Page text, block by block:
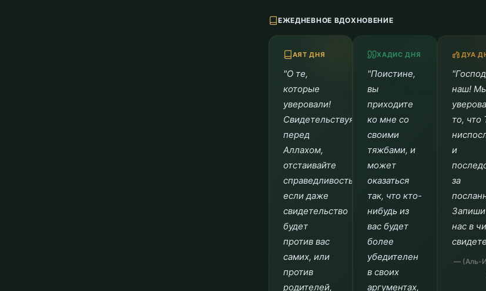
ЕЖЕДНЕВНОЕ ВДОХНОВЕНИЕ
АЯТ ДНЯ
"О те,
которые
уверовали!
Свидетельствуя
перед
Аллахом,
отстаивайте
справедливость,
если даже
свидетельство
будет
против вас
самих, или
против
родителей,
ХАДИС ДНЯ
"Поистине,
вы
приходите
ко мне со
своими
тяжбами, и
может
оказаться
так, что кто-
нибудь из
вас будет
более
убедителен
в своих
аргументах,
ДУА
наш!
то, что
и
за
нас в
— (Аль-